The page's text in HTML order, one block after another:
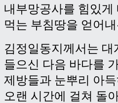
내부망공사를 힘있
먹는 부침땅을 얻어
김정일동지께서는
들으신 다음 바다를
제방들과 눈뿌리 아
오랜 시간에 걸쳐 돌